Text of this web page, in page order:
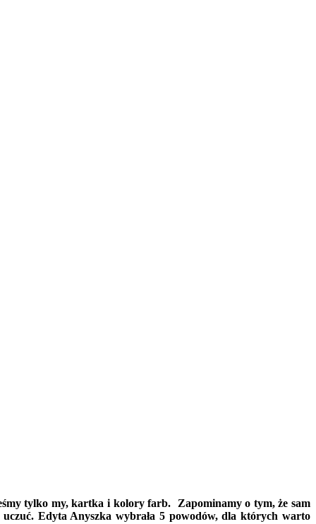
tylko my, kartka i kolory farb. Zapominamy o tym, że sam
Edyta Anyszka wybrała 5 powodów, dla których warto